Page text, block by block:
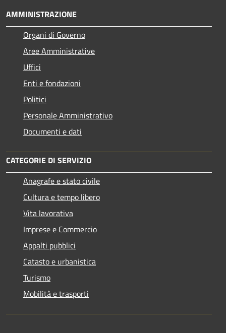
AMMINISTRAZIONE
Organi di Governo
Aree Amministrative
Uffici
Enti e fondazioni
Politici
Personale Amministrativo
Documenti e dati
CATEGORIE DI SERVIZIO
Anagrafe e stato civile
Cultura e tempo libero
Vita lavorativa
Imprese e Commercio
Appalti pubblici
Catasto e urbanistica
Turismo
Mobilità e trasporti